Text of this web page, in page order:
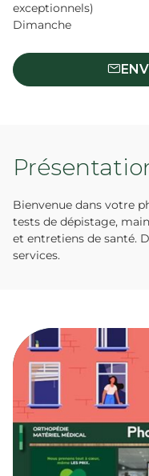
exceptionnels)
Dimanche
Bienvenue dans votre
tests de dépistage,
et entretiens de santé.
services.